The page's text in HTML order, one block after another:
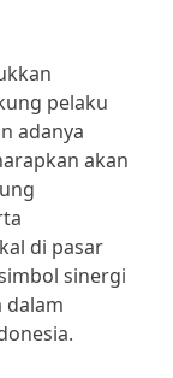
pelaku
adanya
akan
di pasar
sinergi
dalam